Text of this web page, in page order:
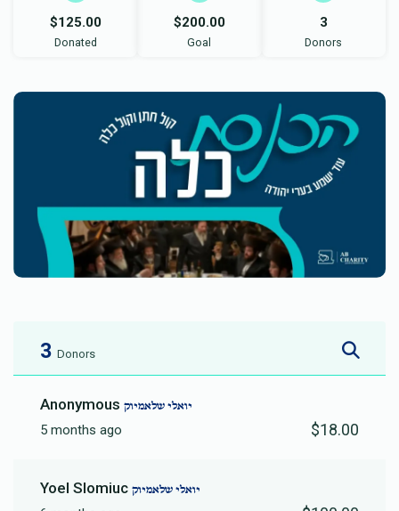
$125.00
Donated
$200.00
Goal
3
Donors
3 Donors
Anonymous יואלי שלאמיוק
5 months ago $18.00
Yoel Slomiuc יואלי שלאמיוק